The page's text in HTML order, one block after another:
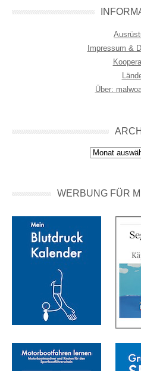
Impressum &
Über:
Archiv
WERBUNG FÜR